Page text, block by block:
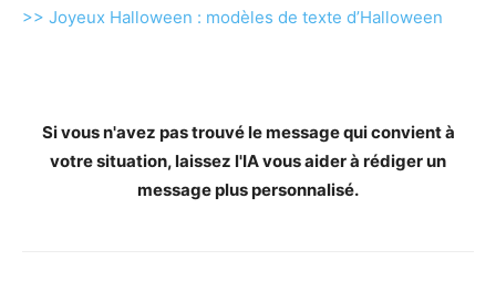
>> Joyeux Halloween : modèles de texte d’Halloween
Si vous n'avez pas trouvé le message qui convient à
votre situation, laissez l'IA vous aider à rédiger un
message plus personnalisé.